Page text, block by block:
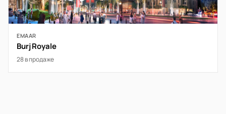
EMAAR
Burj Royale
28 в продаже